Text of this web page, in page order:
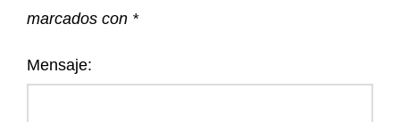
marcados con *
Mensaje: